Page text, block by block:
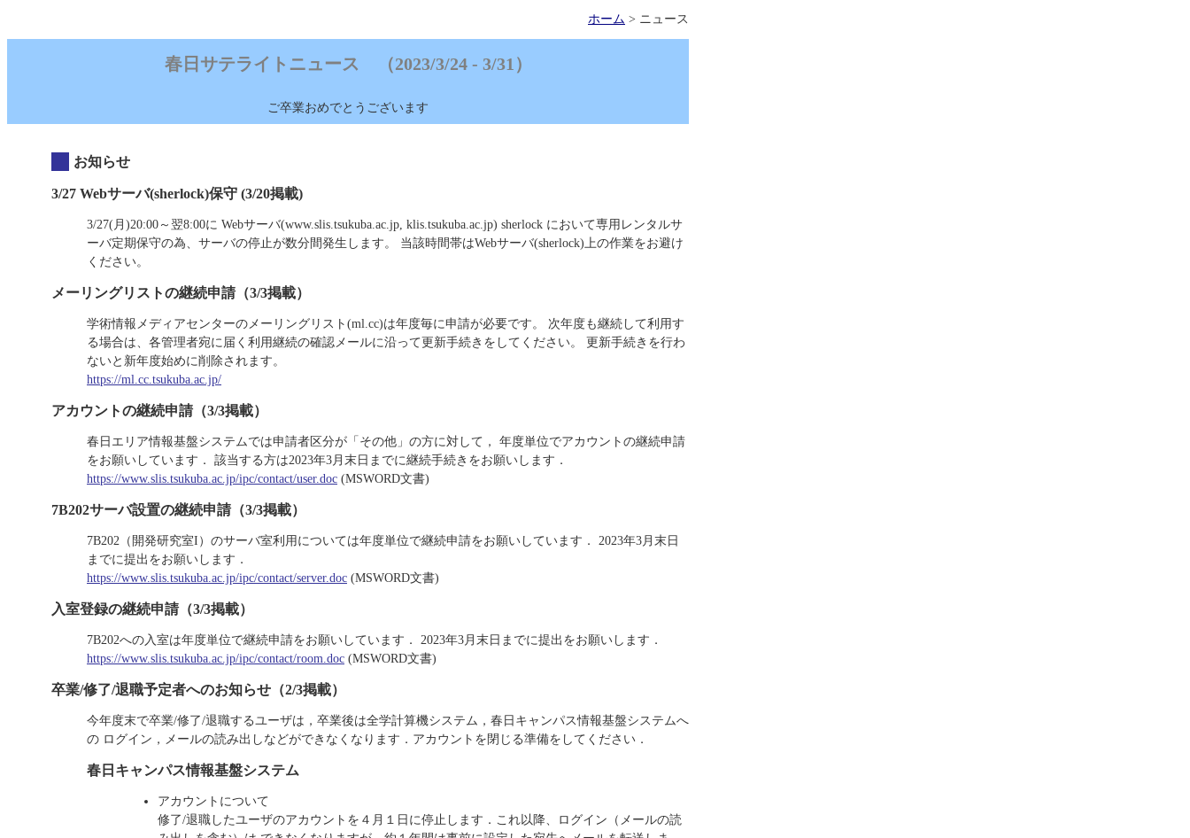
ホーム > ニュース
春日サテライトニュース （2023/3/24 - 3/31）
ご卒業おめでとうございます
お知らせ
3/27 Webサーバ(sherlock)保守 (3/20掲載)
3/27(月)20:00～翌8:00に Webサーバ(www.slis.tsukuba.ac.jp, klis.tsukuba.ac.jp) sherlock において専用レンタルサ
ーバ定期保守の為、サーバの停止が数分間発生します。 当該時間帯はWebサーバ(sherlock)上の作業をお避け
ください。
メーリングリストの継続申請（3/3掲載）
学術情報メディアセンターのメーリングリスト(ml.cc)は年度毎に申請が必要です。 次年度も継続して利用す
る場合は、各管理者宛に届く利用継続の確認メールに沿って更新手続きをしてください。 更新手続きを行わ
ないと新年度始めに削除されます。
https://ml.cc.tsukuba.ac.jp/
アカウントの継続申請（3/3掲載）
春日エリア情報基盤システムでは申請者区分が「その他」の方に対して， 年度単位でアカウントの継続申請
をお願いしています． 該当する方は2023年3月末日までに継続手続きをお願いします．
https://www.slis.tsukuba.ac.jp/ipc/contact/user.doc (MSWORD文書)
7B202サーバ設置の継続申請（3/3掲載）
7B202（開発研究室I）のサーバ室利用については年度単位で継続申請をお願いしています． 2023年3月末日
までに提出をお願いします．
https://www.slis.tsukuba.ac.jp/ipc/contact/server.doc (MSWORD文書)
入室登録の継続申請（3/3掲載）
7B202への入室は年度単位で継続申請をお願いしています． 2023年3月末日までに提出をお願いします．
https://www.slis.tsukuba.ac.jp/ipc/contact/room.doc (MSWORD文書)
卒業/修了/退職予定者へのお知らせ（2/3掲載）
今年度末で卒業/修了/退職するユーザは，卒業後は全学計算機システム，春日キャンパス情報基盤システムへ
の ログイン，メールの読み出しなどができなくなります．アカウントを閉じる準備をしてください．
春日キャンパス情報基盤システム
アカウントについて
修了/退職したユーザのアカウントを４月１日に停止します．これ以降、ログイン（メールの読